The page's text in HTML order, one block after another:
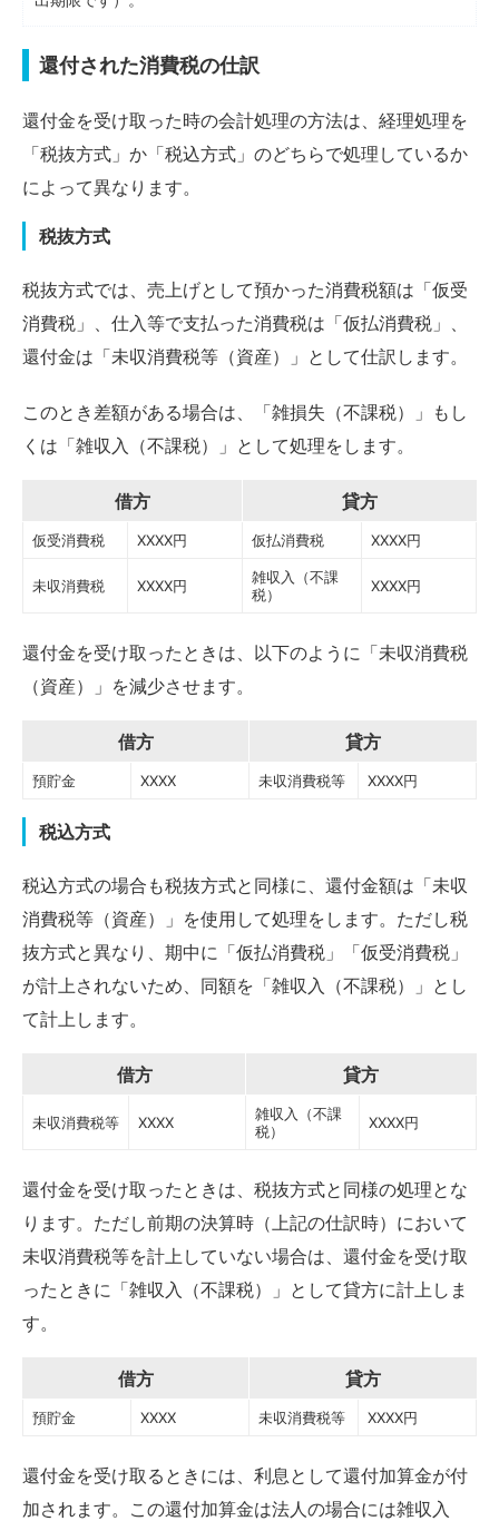
還付された消費税の仕訳
還付金を受け取った時の会計処理の方法は、経理処理を
「税抜方式」か「税込方式」のどちらで処理しているか
によって異なります。
税抜方式
税抜方式では、売上げとして預かった消費税額は「仮受
消費税」、仕入等で支払った消費税は「仮払消費税」、
還付金は「未収消費税等（資産）」として仕訳します。
このとき差額がある場合は、「雑損失（不課税）」もし
くは「雑収入（不課税）」として処理をします。
借方 貸方
仮受消費税 XXXX円 仮払消費税 XXXX円
未収消費税 XXXX円
雑収入（不課
税）
XXXX円
還付金を受け取ったときは、以下のように「未収消費税
（資産）」を減少させます。
借方 貸方
預貯金 XXXX 未収消費税等 XXXX円
税込方式
税込方式の場合も税抜方式と同様に、還付金額は「未収
消費税等（資産）」を使用して処理をします。ただし税
抜方式と異なり、期中に「仮払消費税」「仮受消費税」
が計上されないため、同額を「雑収入（不課税）」とし
て計上します。
借方 貸方
未収消費税等 XXXX
雑収入（不課
税）
XXXX円
還付金を受け取ったときは、税抜方式と同様の処理とな
ります。ただし前期の決算時（上記の仕訳時）において
未収消費税等を計上していない場合は、還付金を受け取
ったときに「雑収入（不課税）」として貸方に計上しま
す。
借方 貸方
預貯金 XXXX 未収消費税等 XXXX円
還付金を受け取るときには、利息として還付加算金が付
加されます。この還付加算金は法人の場合には雑収入